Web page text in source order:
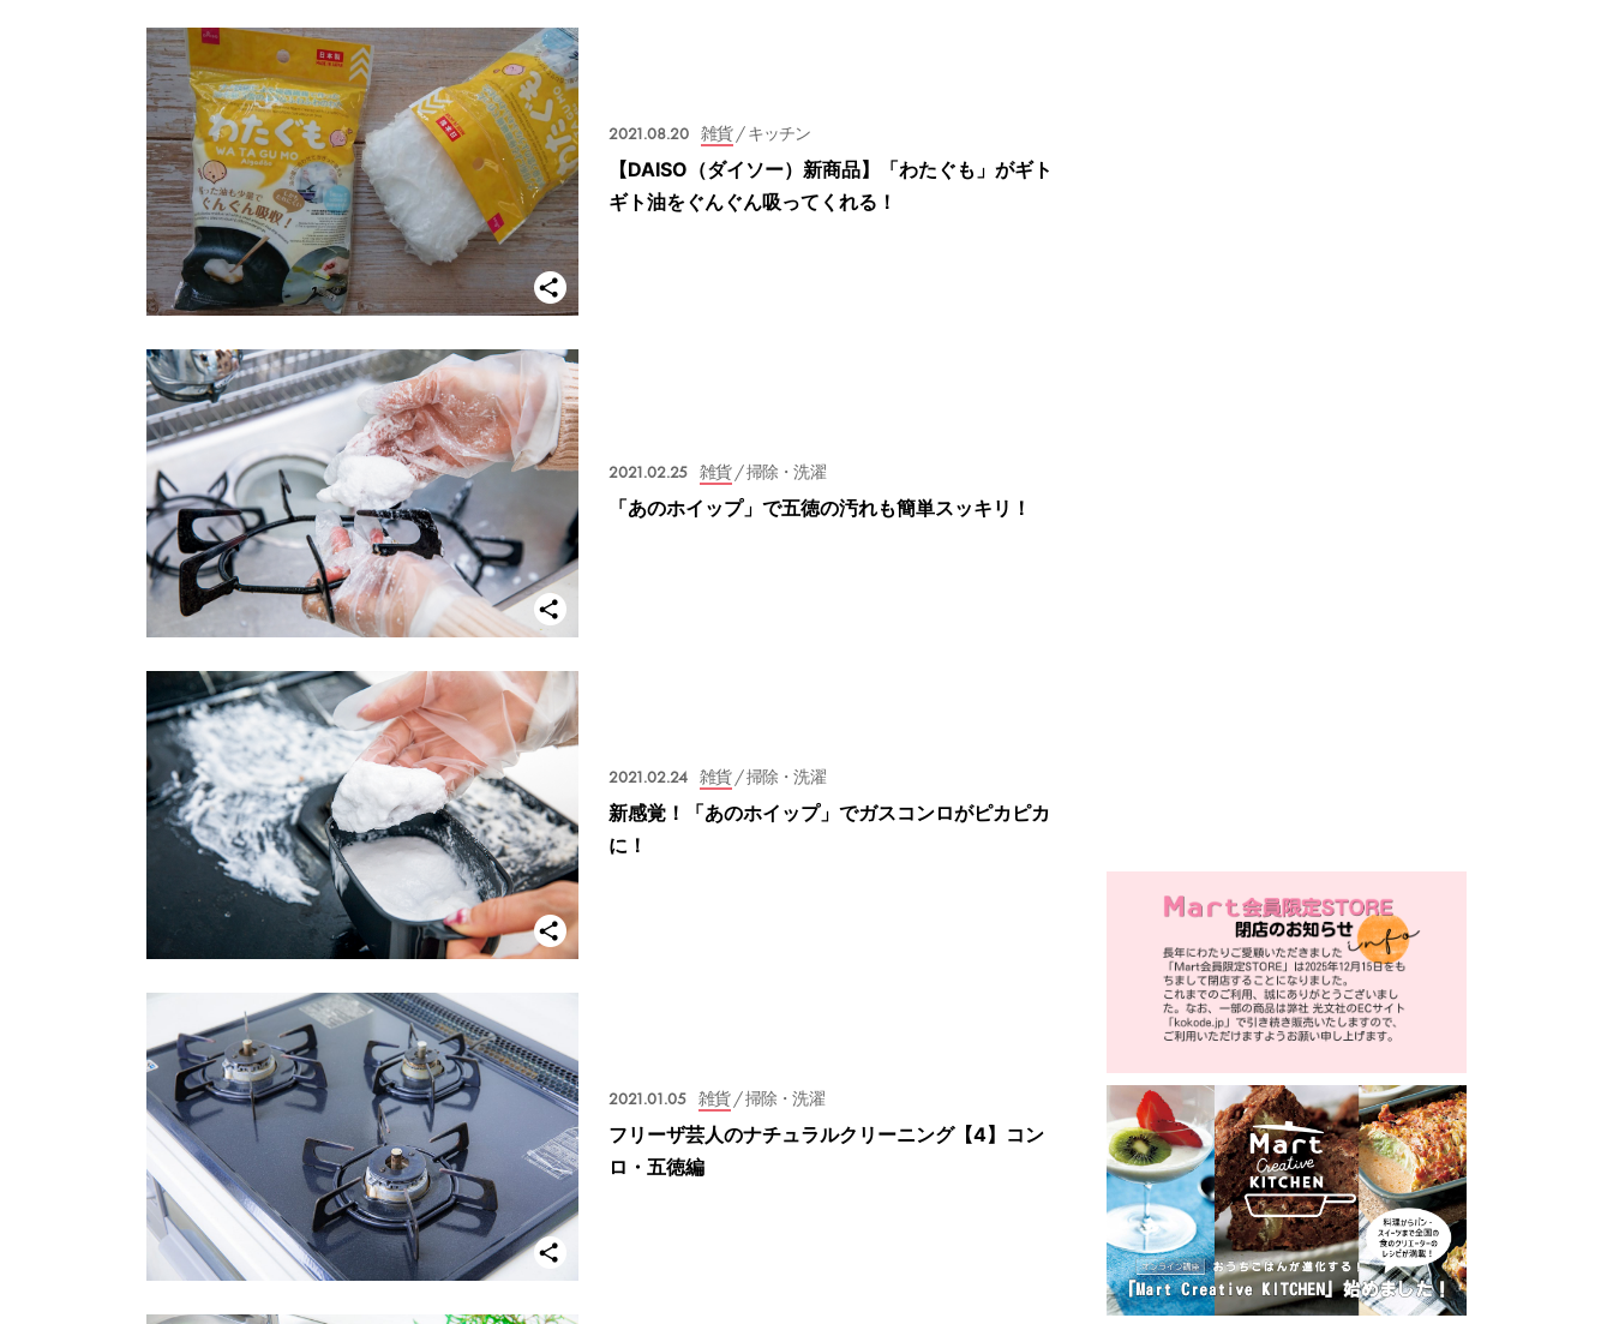
2021.08.20 雑貨/ キッチン
【DAISO（ダイソー）新商品】「わたぐも」がギト
ギト油をぐんぐん吸ってくれる！
2021.02.25 雑貨 / 掃除・洗濯
「あのホイップ」で五徳の汚れも簡単スッキリ！
2021.02.24 雑貨/ 掃除・洗濯
新感覚！「あのホイップ」でガスコンロがピカピカ
に！
2021.01.05 雑貨/ 掃除・洗濯
フリーザ芸人のナチュラルクリーニング【4】コン
ロ・五徳編